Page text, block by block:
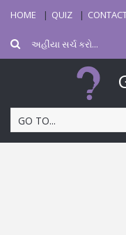
HOME QUIZ
GO TO...